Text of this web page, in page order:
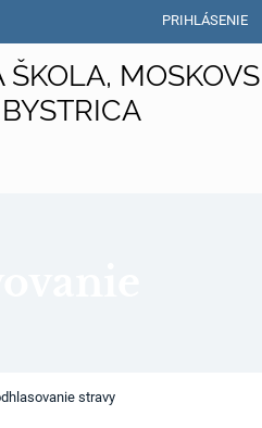
PRIHLÁSENIE
stravy